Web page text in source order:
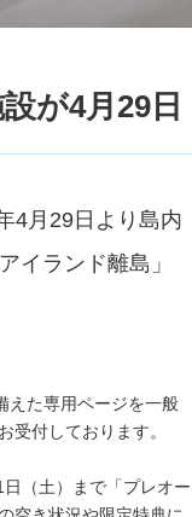
が4月29日
4月29日より島内
イランド離島」
えた専用ページを一般
受付しております。
（土）まで「プレオー